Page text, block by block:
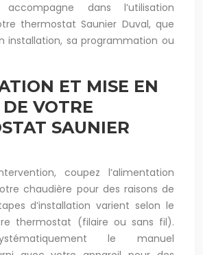
dans l’utilisation
thermostat Saunier Duval, que
installation, sa programmation ou
ET MISE EN
VOTRE
SAUNIER
coupez l’alimentation
chaudière pour des raisons de
d’installation varient selon le
thermostat (filaire ou sans fil).
le manuel